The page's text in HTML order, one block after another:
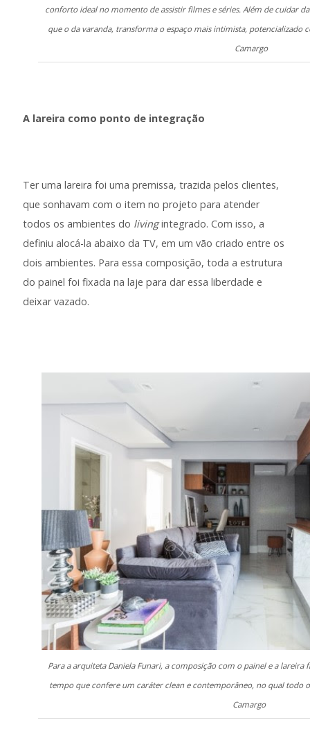
conforto ideal no momento de assistir filmes e séries. Além de cuidar
que o da varanda, transforma o espaço mais intimista, potencializado
Camargo
A lareira como ponto de integração
Ter uma lareira foi uma premissa, trazida pelos clientes,
que sonhavam com o item no projeto para atender
todos os ambientes do livingintegrado. Com isso, a
definiu alocá-la abaixo da TV, em um vão criado entre os
dois ambientes. Para essa composição, toda a estrutura
do painel foi fixada na laje para dar essa liberdade e
deixar vazado.
Para a arquiteta Daniela Funari, a composição com o painel e a
tempo que confere um caráter clean e contemporâneo, no qual todo
Camargo